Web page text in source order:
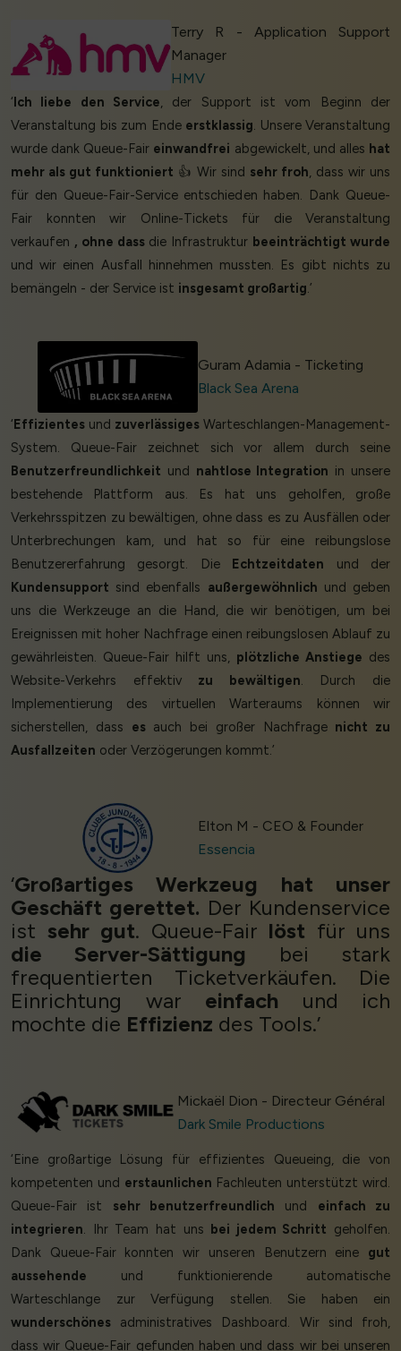
Terry R - Application Support
Manager
HMV
‘Ich liebe den Service, der Support ist vom Beginn der
Veranstaltung bis zum Ende erstklassig. Unsere Veranstaltung
wurde dank Queue-Fair einwandfrei abgewickelt, und alles hat
mehr als gut funktioniert 👍 Wir sind sehr froh, dass wir uns
für den Queue-Fair-Service entschieden haben. Dank Queue-
Fair konnten wir Online-Tickets für die Veranstaltung
verkaufen , ohne dassdie Infrastruktur beeinträchtigt wurde
und wir einen Ausfall hinnehmen mussten. Es gibt nichts zu
bemängeln - der Service ist insgesamt großartig.’
Guram Adamia - Ticketing
Black Sea Arena
‘Effizientes und zuverlässiges Warteschlangen-Management-
System. Queue-Fair zeichnet sich vor allem durch seine
Benutzerfreundlichkeit und nahtlose Integration in unsere
bestehende Plattform aus. Es hat uns geholfen, große
Verkehrsspitzen zu bewältigen, ohne dass es zu Ausfällen oder
Unterbrechungen kam, und hat so für eine reibungslose
Benutzererfahrung gesorgt. Die Echtzeitdaten und der
Kundensupport sind ebenfalls außergewöhnlich und geben
uns die Werkzeuge an die Hand, die wir benötigen, um bei
Ereignissen mit hoher Nachfrage einen reibungslosen Ablauf zu
gewährleisten. Queue-Fair hilft uns, plötzliche Anstiege des
Website-Verkehrs effektiv zu bewältigen. Durch die
Implementierung des virtuellen Warteraums können wir
sicherstellen, dass esauch bei großer Nachfrage nicht zu
Ausfallzeiten oder Verzögerungen kommt.’
Elton M - CEO & Founder
Essencia
‘Großartiges Werkzeug hat unser
Geschäft gerettet. Der Kundenservice
ist sehr gut. Queue-Fair löst für uns
die Server-Sättigung bei stark
frequentierten Ticketverkäufen. Die
Einrichtung war einfach und ich
mochte die Effizienz des Tools.’
Mickaël Dion - Directeur Général
Dark Smile Productions
‘Eine großartige Lösung für effizientes Queueing, die von
kompetenten und erstaunlichen Fachleuten unterstützt wird.
Queue-Fair ist sehr benutzerfreundlich und einfach zu
integrieren. Ihr Team hat uns bei jedem Schritt geholfen.
Dank Queue-Fair konnten wir unseren Benutzern eine gut
aussehende und funktionierende automatische
Warteschlange zur Verfügung stellen. Sie haben ein
wunderschönes administratives Dashboard. Wir sind froh,
dass wir Queue-Fair gefunden haben und dass wir bei unseren